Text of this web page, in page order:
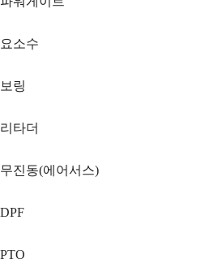
요소수
보링
리타더
무진동(에어서스)
DPF
PTO